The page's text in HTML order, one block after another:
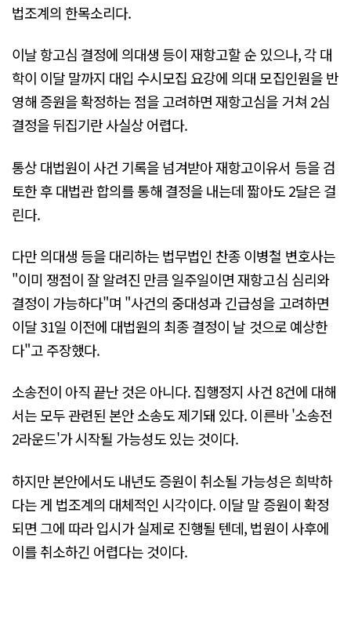
법조계의 한목소리다.
이날 항고심 결정에 의대생 등이 재항고할 순 있으나, 각 대
학이 이달 말까지 대입 수시모집 요강에 의대 모집인원을 반
영해 증원을 확정하는 점을 고려하면 재항고심을 거쳐 2심
결정을 뒤집기란 사실상 어렵다.
통상 대법원이 사건 기록을 넘겨받아 재항고이유서 등을 검
토한 후 대법관 합의를 통해 결정을 내는데 짧아도 2달은 걸
린다.
다만 의대생 등을 대리하는 법무법인 찬종 이병철 변호사는
"이미 쟁점이 잘 알려진 만큼 일주일이면 재항고심 심리와
결정이 가능하다"며 "사건의 중대성과 긴급성을 고려하면
이달 31일 이전에 대법원의 최종 결정이 날 것으로 예상한
다"고 주장했다.
소송전이 아직 끝난 것은 아니다. 집행정지 사건 8건에 대해
서는 모두 관련된 본안 소송도 제기돼 있다. 이른바 '소송전
2라운드'가 시작될 가능성도 있는 것이다.
하지만 본안에서도 내년도 증원이 취소될 가능성은 희박하
다는 게 법조계의 대체적인 시각이다. 이달 말 증원이 확정
되면 그에 따라 입시가 실제로 진행될 텐데, 법원이 사후에
이를 취소하긴 어렵다는 것이다.